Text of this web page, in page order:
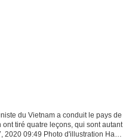
du Vietnam a conduit le pays de
tiré quatre leçons, qui sont autant
09:49 Photo d'illustration Hanoi